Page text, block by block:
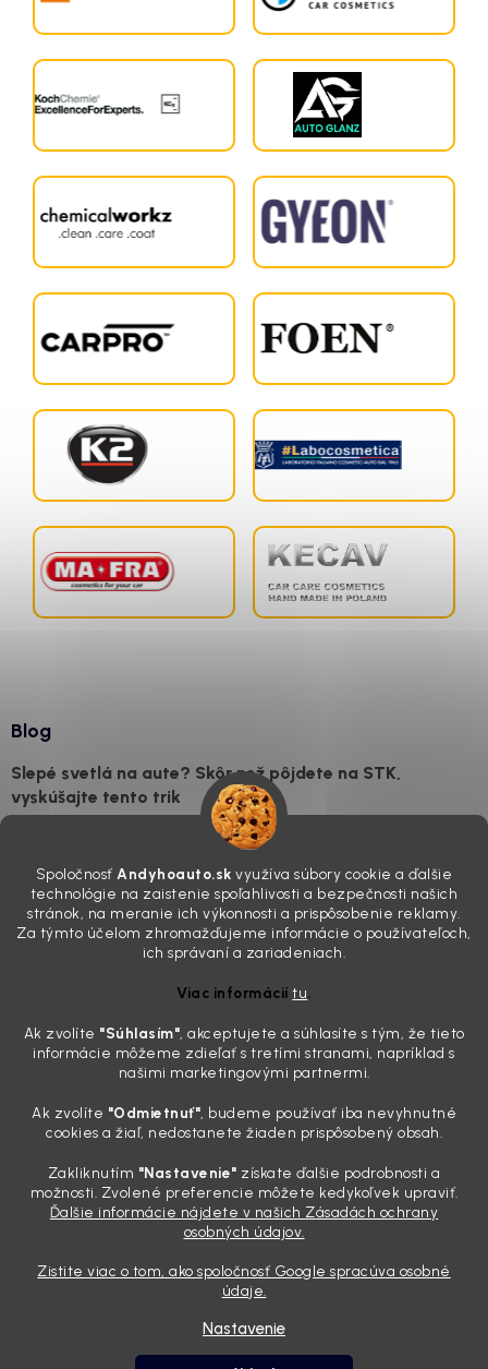
Spoločnosť Andyhoauto.sk využíva súbory cookie a ďalšie
technológie na zaistenie spoľahlivosti a bezpečnosti našich
stránok, na meranie ich výkonnosti a prispôsobenie reklamy.
Za týmto účelom zhromažďujeme informácie o používateľoch,
ich správaní a zariadeniach.
Viac informáciítu.
Ak zvolíte "Súhlasím", akceptujete a súhlasíte s tým, že tieto
informácie môžeme zdieľať s tretími stranami, napríklad s
našimi marketingovými partnermi.
Ak zvolíte "Odmietnuť", budeme používať iba nevyhnutné
cookies a žiaľ, nedostanete žiaden prispôsobený obsah.
Zakliknutím "Nastavenie" získate ďalšie podrobnosti a
možnosti. Zvolené preferencie môžete kedykoľvek upraviť.
Ďalšie informácie nájdete v našich Zásadách ochrany
osobných údajov.
Zistite viac o tom, ako spoločnosť Google spracúva osobné
údaje.
Nastavenie
Blog
Slepé svetlá na aute? Skôr než pôjdete na STK,
vyskúšajte tento trik
skutočnosti je? Často za to môžu práve „slepé“ svetlomety. Ten
mliečny, drsný povrch nie je len estetická vada. Keď slnko a soľ urobia
svoje, plexisklo začne svetlo rozptyľovať namiesto to...
Zabudnite na handru. Ak chcete mať auto naozaj čisté,
Poznáte ten moment. Vonku svieti slnko, vy sedíte v čerstvo
„upratanom“ aute, no pri pohľade na palubnú dosku vás ide poraziť. V
mriežkach ventilácie, okolo tlačidiel a v švíkoch sedačiek na vás stále
drzo pozerá prach. Handra ani vysávač tam jednodu...
Detailing nemusí stáť výplatu: 5 kúskov autokozmetiky,
31.7.2026
Sobotné ráno, káva v ruke a pred vami zaprášená kapota. Pre
niekoho nuda, pre nás najlepší relax. Lenže keď si v košíku spočítate
pokaziť náladu. Dobrá správa je, že aj profi výbava ...
Vytvoril Shoptet